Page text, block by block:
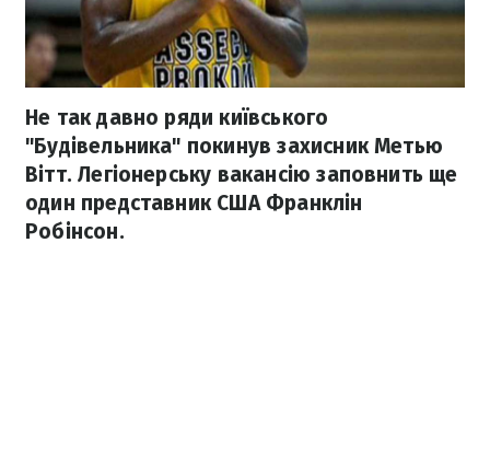
Не так давно ряди київського
"Будівельника" покинув захисник Метью
Вітт. Легіонерську вакансію заповнить ще
один представник США Франклін
Робінсон.